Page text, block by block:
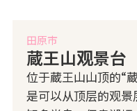
田原市
蔵王山观景台
位于蔵王山山顶的“
是可以从顶层的观景